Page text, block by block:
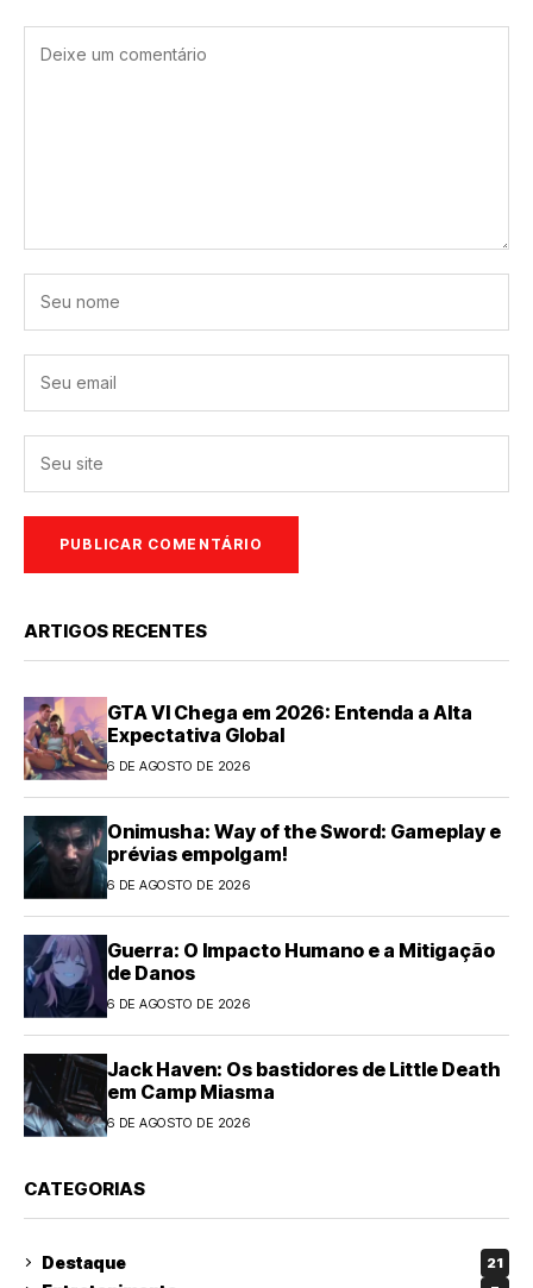
ARTIGOS RECENTES
GTA VI Chega em 2026: Entenda a Alta
Expectativa Global
6 DE AGOSTO DE 2026
Onimusha: Way of the Sword: Gameplay e
prévias empolgam!
6 DE AGOSTO DE 2026
Guerra: O Impacto Humano e a Mitigação
de Danos
6 DE AGOSTO DE 2026
Jack Haven: Os bastidores de Little Death
em Camp Miasma
6 DE AGOSTO DE 2026
CATEGORIAS
Destaque 21